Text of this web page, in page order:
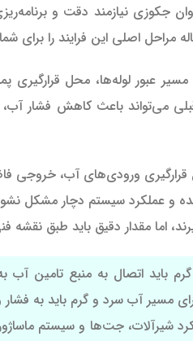
جکوزی نیازمند دقت و
اصلی این فرایند را برای
عبور لوله‌ها، محل قرارگیری
می‌تواند باعث کاهش فشار
قرارگیری ورودی‌های آب، خروجی
عملکرد سیستم دچار مشکل
اما مقدار دقیق باید طبق نقشه
اتصال به منبع تامین آب
مسیر آب سرد و گرم باید به
شیرآلات، جت‌ها و سیستم